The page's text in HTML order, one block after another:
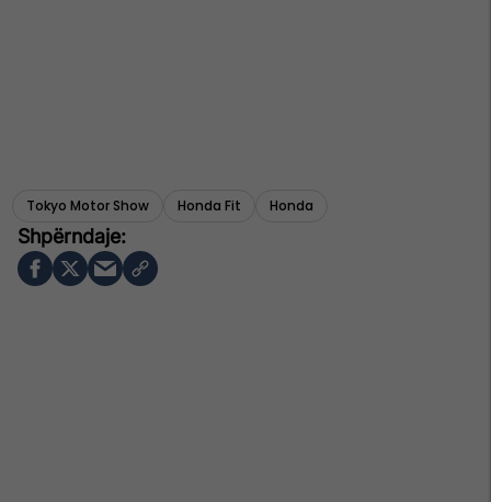
Tokyo Motor Show Honda Fit Honda